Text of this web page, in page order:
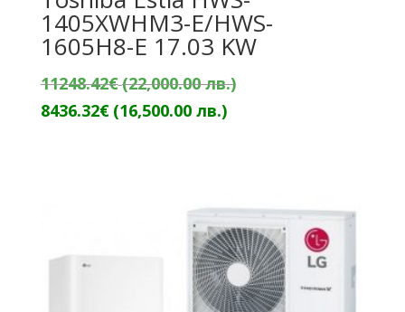
1405XWHM3-E/HWS-
1605H8-E 17.03 KW
11248.42€(22,000.00 лв.)Original
8436.32€ (16,500.00 лв.)Текущата
(16,500.00
лв.).